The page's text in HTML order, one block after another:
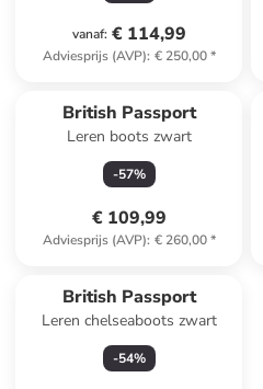
vanaf: € 114,99
Adviesprijs (AVP): € 250,00*
British Passport
Leren boots zwart
-57%
€ 109,99
Adviesprijs (AVP): € 260,00*
British Passport
Leren chelseaboots zwart
-54%